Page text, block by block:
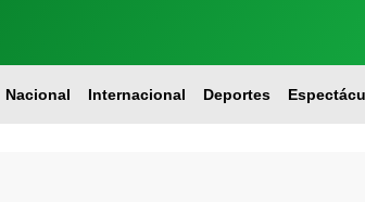
Nacional Internacional Deportes